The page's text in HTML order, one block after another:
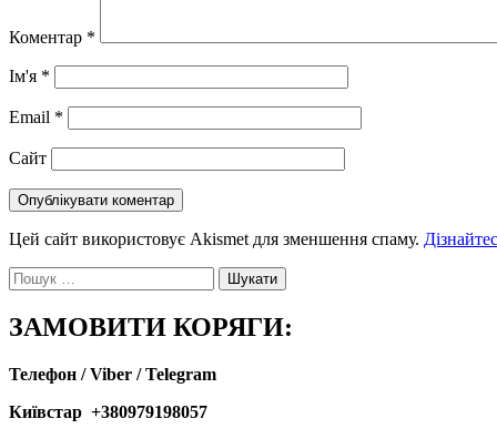
Коментар *
Ім'я *
Email *
Сайт
Цей сайт використовує Akismet для зменшення спаму.
Пошук:
ЗАМОВИТИ КОРЯГИ:
Телефон / Viber / Telegram
Київстар +380979198057